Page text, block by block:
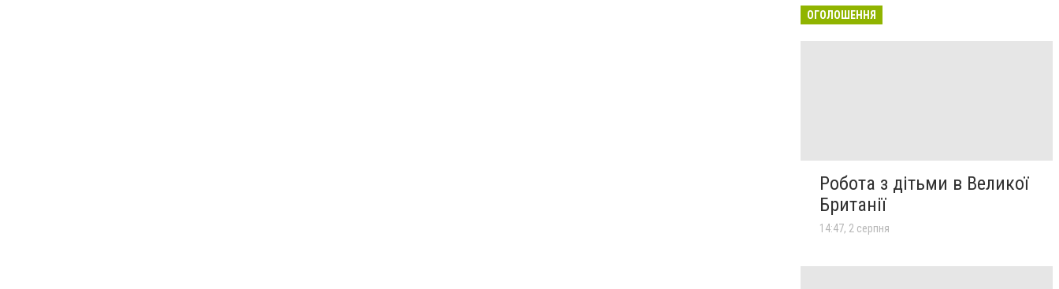
ОГОЛОШЕННЯ
Робота з дітьми в Великої
Британії
14:47, 2 серпня